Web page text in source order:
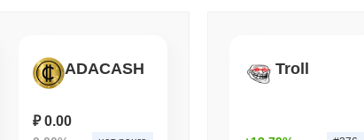
Wintermute
и крипто ETF
ADACASH
₽ 0.00
Troll